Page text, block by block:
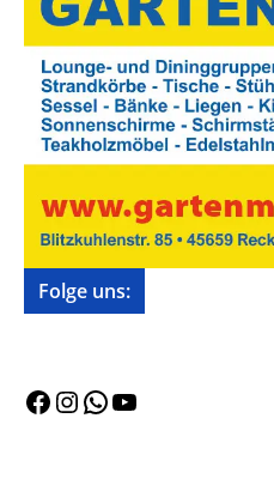
Folge uns:
Facebook
Instagram
WhatsApp
YouTube